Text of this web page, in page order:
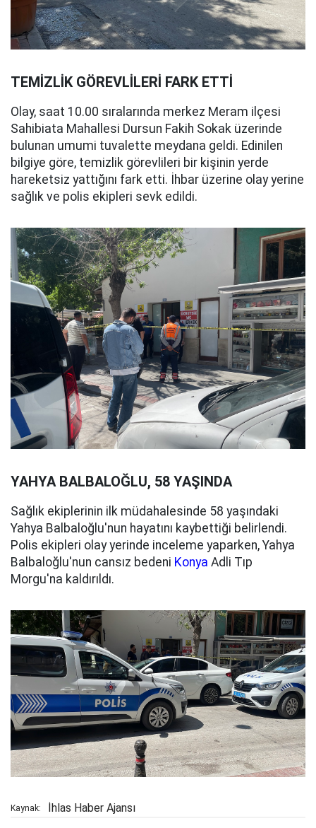
TEMİZLİK GÖREVLİLERİ FARK ETTİ
Olay, saat 10.00 sıralarında merkez Meram ilçesi
Sahibiata Mahallesi Dursun Fakih Sokak üzerinde
bulunan umumi tuvalette meydana geldi. Edinilen
bilgiye göre, temizlik görevlileri bir kişinin yerde
hareketsiz yattığını fark etti. İhbar üzerine olay yerine
sağlık ve polis ekipleri sevk edildi.
YAHYA BALBALOĞLU, 58 YAŞINDA
Sağlık ekiplerinin ilk müdahalesinde 58 yaşındaki
Yahya Balbaloğlu'nun hayatını kaybettiği belirlendi.
Polis ekipleri olay yerinde inceleme yaparken, Yahya
Balbaloğlu'nun cansız bedeni Konya Adli Tıp
Morgu'na kaldırıldı.
Kaynak: İhlas Haber Ajansı